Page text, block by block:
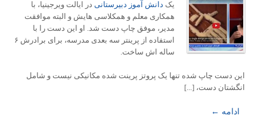
یک دانش آموز دبیرستانی در ایالت ویرجینیا، با
همکاری معلم و همکلاسی هایش و البته موافقت
مدیر، موفق چاپ دست شد. او این دست را با
استفاده از پرینتر سه بعدی مدرسه، برای برادرش ۶
ساله اش ساخت.
این دست چاپ شده تنها یک پروتز پرینت شده مکانیکی نیست و شامل
انگشتان دست، [...]
ادامه ←